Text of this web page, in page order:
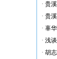
· 贵
· 贵
· 辜
· 浅
· 胡